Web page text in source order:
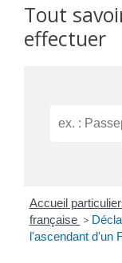
Tout
effectuer
Accueil
française >
l'ascendant d'un